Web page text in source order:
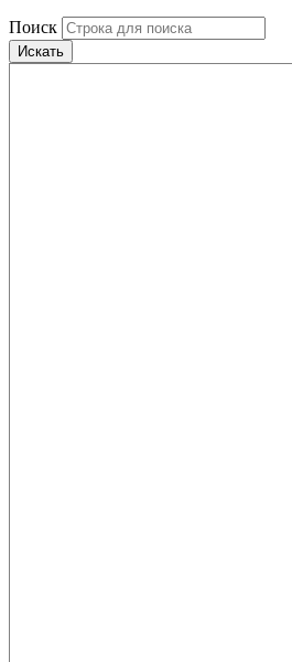
Поиск
Искать